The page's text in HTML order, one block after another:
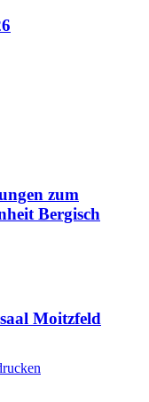
zum
Bergisch
Moitzfeld